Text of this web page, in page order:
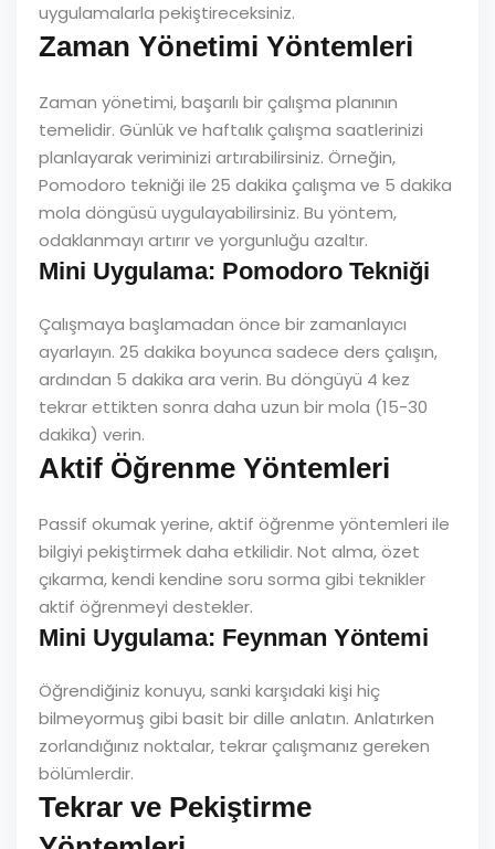
uygulamalarla pekiştireceksiniz.
Zaman Yönetimi Yöntemleri
Zaman yönetimi, başarılı bir çalışma planının
temelidir. Günlük ve haftalık çalışma saatlerinizi
planlayarak veriminizi artırabilirsiniz. Örneğin,
Pomodoro tekniği ile 25 dakika çalışma ve 5 dakika
mola döngüsü uygulayabilirsiniz. Bu yöntem,
odaklanmayı artırır ve yorgunluğu azaltır.
Mini Uygulama: Pomodoro Tekniği
Çalışmaya başlamadan önce bir zamanlayıcı
ayarlayın. 25 dakika boyunca sadece ders çalışın,
ardından 5 dakika ara verin. Bu döngüyü 4 kez
tekrar ettikten sonra daha uzun bir mola (15-30
dakika) verin.
Aktif Öğrenme Yöntemleri
Passif okumak yerine, aktif öğrenme yöntemleri ile
bilgiyi pekiştirmek daha etkilidir. Not alma, özet
çıkarma, kendi kendine soru sorma gibi teknikler
aktif öğrenmeyi destekler.
Mini Uygulama: Feynman Yöntemi
Öğrendiğiniz konuyu, sanki karşıdaki kişi hiç
bilmeyormuş gibi basit bir dille anlatın. Anlatırken
zorlandığınız noktalar, tekrar çalışmanız gereken
bölümlerdir.
Tekrar ve Pekiştirme